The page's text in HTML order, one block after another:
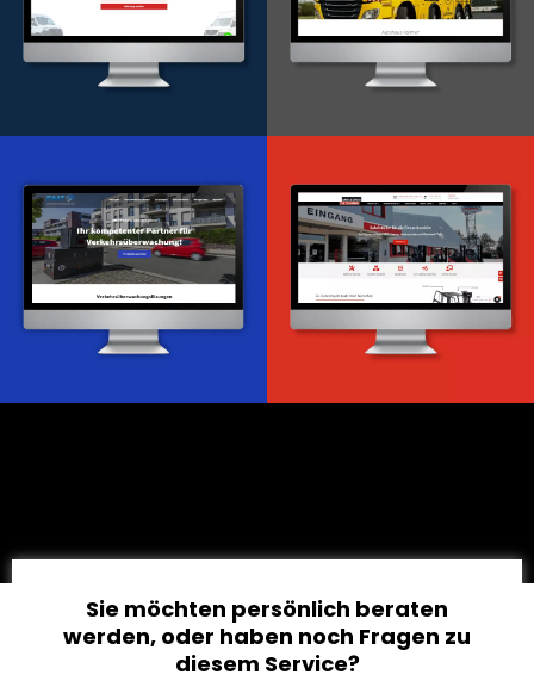
WordPress Entwicklung
Webdesign & -entwicklung
Sie möchten persönlich beraten
werden, oder haben noch Fragen zu
diesem Service?